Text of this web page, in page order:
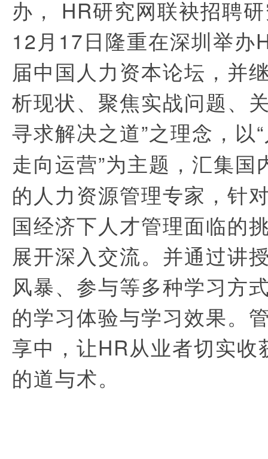
办， HR研究网联袂招聘
12月17日隆重在深圳举办
届中国人力资本论坛，并
析现状、聚焦实战问题、
寻求解决之道”之理念，以“
走向运营”为主题，汇集国
的人力资源管理专家，针
国经济下人才管理面临的
展开深入交流。并通过讲
风暴、参与等多种学习方
的学习体验与学习效果。
享中，让HR从业者切实收
的道与术。